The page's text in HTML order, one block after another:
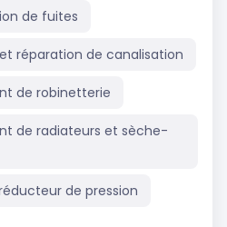
de fuites
réparation de canalisation
de robinetterie
de radiateurs et sèche-
de pression